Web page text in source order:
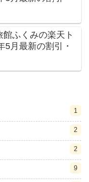
ふくみの楽天ト
5月最新の割引・
1
2
2
9